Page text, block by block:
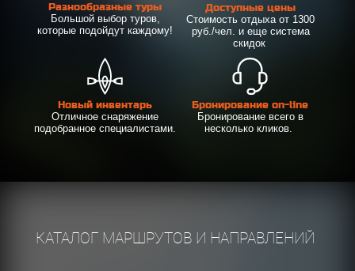
Разнообразные туры
Большой выбор туров,
которые подойдут каждому!
Доступные цены
Стоимость отдыха от 1300
руб./чел. и еще система
скидок
Новый инвентарь
Отличное снаряжение
подобранное специалистами.
Бронирование on-line
Бронирование всего в
несколько кликов.
КАТАЛОГ МАРШРУТОВ И НАПРАВЛЕНИЙ